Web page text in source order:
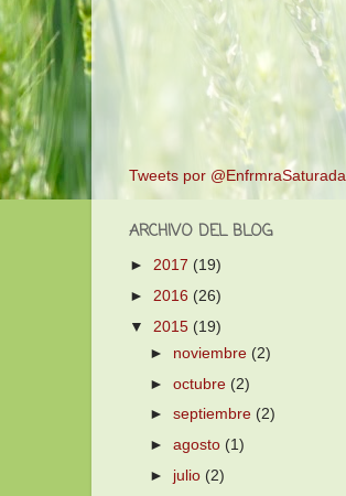
Tweets por @EnfrmraSaturada
ARCHIVO DEL BLOG
► 2017 (19)
► 2016 (26)
▼ 2015 (19)
► noviembre (2)
► octubre (2)
► septiembre (2)
► agosto (1)
► julio (2)